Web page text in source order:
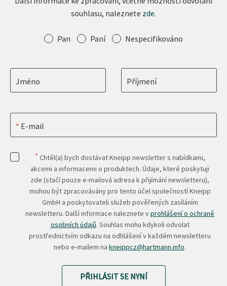
souhlasu, naleznete zde.
Oslovení Pan Paní Nespecifikováno
Jméno Příjmení
E-mail
* Chtěl(a) bych dostávat Kneipp newsletter s nabídkami,
akcemi a informacemi o produktech. Údaje, které poskytuji
zde (stačí pouze e-mailová adresa k přijímání newsletteru),
mohou být zpracovávány pro tento účel společností Kneipp
GmbH a poskytovateli služeb pověřených zasíláním
newsletteru. Další informace naleznete vprohlášení o ochraně
osobních údajů. Souhlas mohu kdykoli odvolat
prostřednictvím odkazu na odhlášení v každém newsletteru
nebo e-mailem na kneippcz@hartmann.info.
PŘIHLÁSIT SE NYNÍ